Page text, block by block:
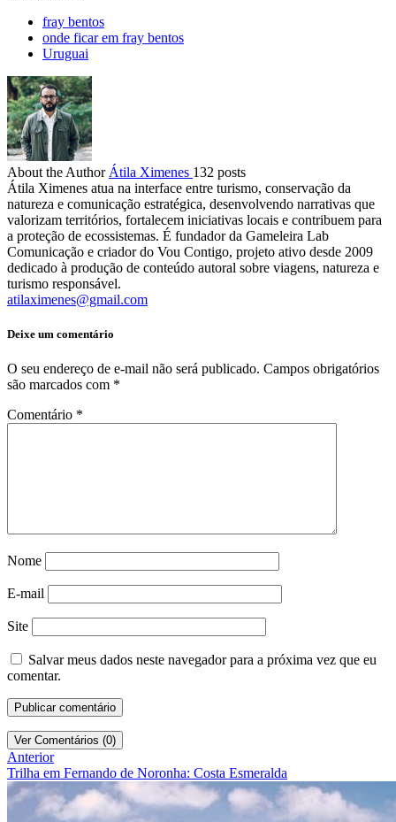
fray bentos
onde ficar em fray bentos
Uruguai
About the Author Átila Ximenes 132 posts
Átila Ximenes atua na interface entre turismo, conservação da
natureza e comunicação estratégica, desenvolvendo narrativas que
valorizam territórios, fortalecem iniciativas locais e contribuem para
a proteção de ecossistemas. É fundador da Gameleira Lab
Comunicação e criador do Vou Contigo, projeto ativo desde 2009
dedicado à produção de conteúdo autoral sobre viagens, natureza e
turismo responsável.
atilaximenes@gmail.com
Deixe um comentário
O seu endereço de e-mail não será publicado. Campos obrigatórios
são marcados com *
Comentário *
Nome
E-mail
Site
Salvar meus dados neste navegador para a próxima vez que eu
comentar.
Ver Comentários (0)
Anterior
Trilha em Fernando de Noronha: Costa Esmeralda